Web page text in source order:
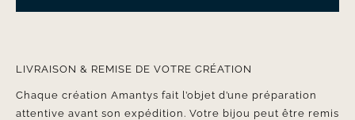
LIVRAISON & REMISE DE VOTRE CRÉATION
Chaque création Amantys fait l’objet d’une préparation
attentive avant son expédition. Votre bijou peut être remis